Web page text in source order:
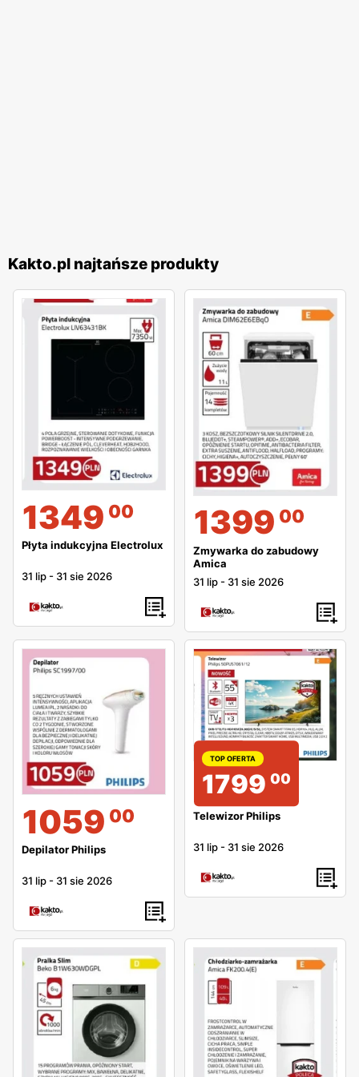
Kakto.pl najtańsze produkty
1349 00
Płyta indukcyjna Electrolux
31 lip - 31 sie 2026
1399 00
Zmywarka do zabudowy
Amica
31 lip - 31 sie 2026
1059 00
Depilator Philips
31 lip - 31 sie 2026
TOP OFERTA
1799 00
Telewizor Philips
31 lip - 31 sie 2026